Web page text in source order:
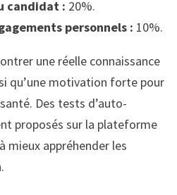
candidat : 20%.
personnels : 10%.
une réelle connaissance
qu’une motivation forte pour
Des tests d’auto-
proposés sur la plateforme
mieux appréhender les